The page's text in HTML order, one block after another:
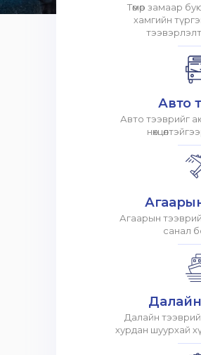
Төмөр замаар
хамгийн
Авто
Авто тээврийг
Агаарын
санал
Далайн
хурдан шуурхай